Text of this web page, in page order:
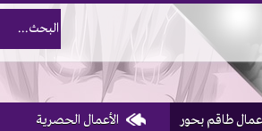
طاقم بحور الأعمال الحصرية